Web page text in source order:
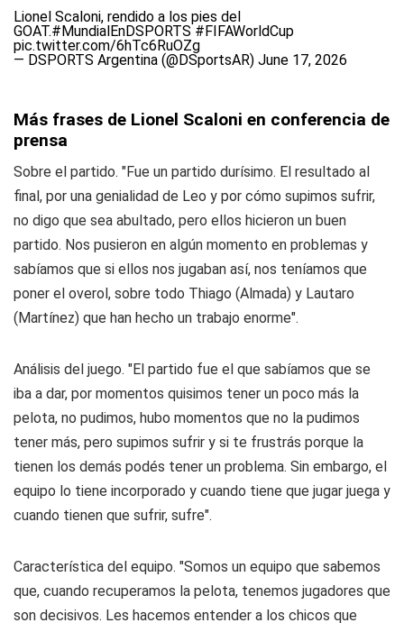
Lionel Scaloni, rendido a los pies del
GOAT.#MundialEnDSPORTS #FIFAWorldCup
pic.twitter.com/6hTc6RuOZg
— DSPORTS Argentina (@DSportsAR) June 17, 2026
Más frases de Lionel Scaloni en conferencia de
prensa
Sobre el partido. "Fue un partido durísimo. El resultado al
final, por una genialidad de Leo y por cómo supimos sufrir,
no digo que sea abultado, pero ellos hicieron un buen
partido. Nos pusieron en algún momento en problemas y
sabíamos que si ellos nos jugaban así, nos teníamos que
poner el overol, sobre todo Thiago (Almada) y Lautaro
(Martínez) que han hecho un trabajo enorme".
Análisis del juego. "El partido fue el que sabíamos que se
iba a dar, por momentos quisimos tener un poco más la
pelota, no pudimos, hubo momentos que no la pudimos
tener más, pero supimos sufrir y si te frustrás porque la
tienen los demás podés tener un problema. Sin embargo, el
equipo lo tiene incorporado y cuando tiene que jugar juega y
cuando tienen que sufrir, sufre".
Característica del equipo. "Somos un equipo que sabemos
que, cuando recuperamos la pelota, tenemos jugadores que
son decisivos. Les hacemos entender a los chicos que